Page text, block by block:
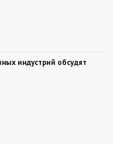
индустрий обсудят